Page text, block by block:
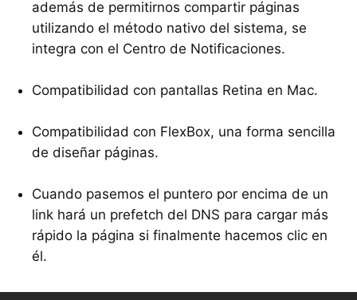
además de permitirnos compartir páginas
utilizando el método nativo del sistema, se
integra con el Centro de Notificaciones.
Compatibilidad con pantallas Retina en Mac.
Compatibilidad con FlexBox, una forma sencilla
de diseñar páginas.
Cuando pasemos el puntero por encima de un
link hará un prefetch del DNS para cargar más
rápido la página si finalmente hacemos clic en
él.